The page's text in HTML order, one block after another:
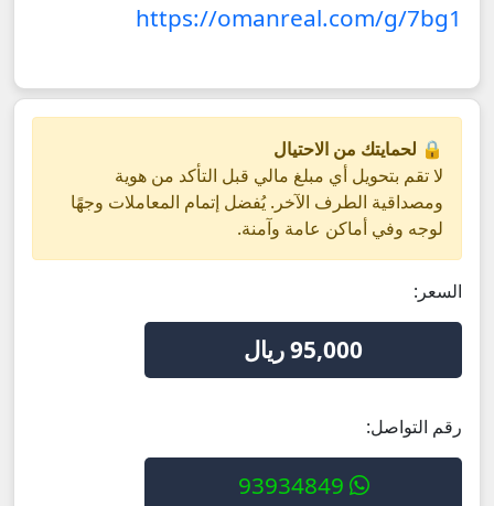
https://omanreal.com/g/7bg1
🔒 لحمايتك من الاحتيال
لا تقم بتحويل أي مبلغ مالي قبل التأكد من هوية
ومصداقية الطرف الآخر. يُفضل إتمام المعاملات وجهًا
لوجه وفي أماكن عامة وآمنة.
السعر:
95,000 ريال
رقم التواصل: